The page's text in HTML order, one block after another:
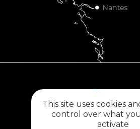
Plouescat
5, rue des
29430
02 98 69 62 18
This site uses cookies
control over what
activate